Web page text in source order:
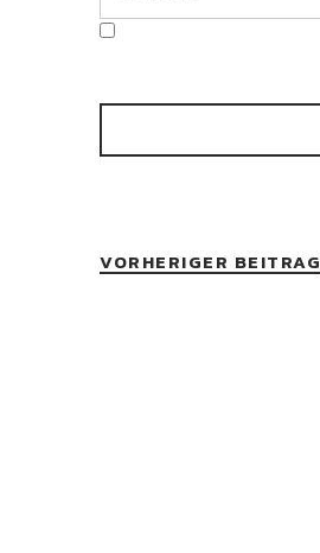
VORHERIGER BEITRAG